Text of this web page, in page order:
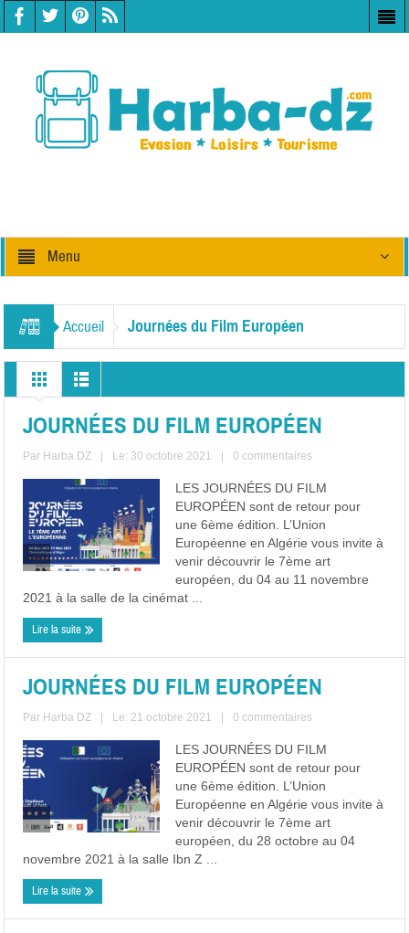
Menu
Accueil Journées du Film Européen
JOURNÉES DU FILM EUROPÉEN
Par Harba DZ Le: 30 octobre 2021 0 commentaires
LES JOURNÉES DU FILM
EUROPÉEN sont de retour pour
une 6ème édition. L’Union
Européenne en Algérie vous invite à
venir découvrir le 7ème art
européen, du 04 au 11 novembre
2021 à la salle de la cinémat ...
Lire la suite
JOURNÉES DU FILM EUROPÉEN
Par Harba DZ Le: 21 octobre 2021 0 commentaires
LES JOURNÉES DU FILM
EUROPÉEN sont de retour pour
une 6ème édition. L’Union
Européenne en Algérie vous invite à
venir découvrir le 7ème art
européen, du 28 octobre au 04
novembre 2021 à la salle Ibn Z ...
Lire la suite